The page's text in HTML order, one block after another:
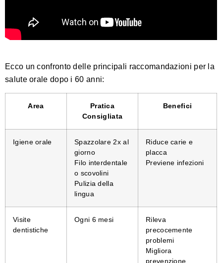
Ecco un confronto delle principali raccomandazioni per la
salute orale dopo i 60 anni:
Area
Pratica
Consigliata
Benefici
Igiene orale
Spazzolare 2x al
giorno
Filo interdentale
o scovolini
Pulizia della
lingua
Riduce carie e
placca
Previene infezioni
Visite
dentistiche
Ogni 6 mesi
Rileva
precocemente
problemi
Migliora
prevenzione